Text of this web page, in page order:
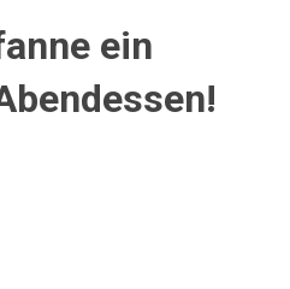
ein